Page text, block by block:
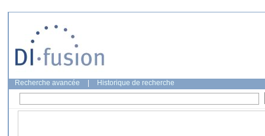
Recherche avancée Historique de recherche